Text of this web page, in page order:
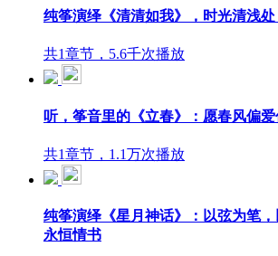
纯筝演绎《清清如我》，时光清浅
共1章节，5.6千次播放
听，筝音里的《立春》：愿春风偏
共1章节，1.1万次播放
纯筝演绎《星月神话》：以弦为笔
永恒情书